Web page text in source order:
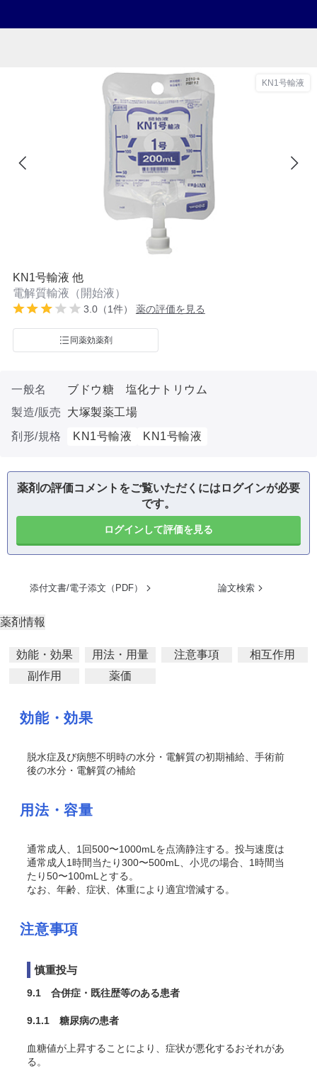
KN1号輸液
KN1号輸液 他
電解質輸液（開始液）
3.0（1件） 薬の評価を見る
同薬効薬剤
一般名
ブドウ糖 塩化ナトリウム
製造/販売
大塚製薬工場
剤形/規格
KN1号輸液 KN1号輸液
薬剤の評価コメントをご覧いただくにはログインが必要
です。
ログインして評価を見る
添付文書/電子添文（PDF） 論文検索
薬剤情報
効能・効果 用法・用量 注意事項
相互作用
副作用
薬価
効能・効果
脱水症及び病態不明時の水分・電解質の初期補給、手術前
後の水分・電解質の補給
用法・容量
通常成人、1回500〜1000mLを点滴静注する。投与速度は
通常成人1時間当たり300〜500mL、小児の場合、1時間当
たり50〜100mLとする。
なお、年齢、症状、体重により適宜増減する。
注意事項
慎重投与
9.1 合併症・既往歴等のある患者
9.1.1 糖尿病の患者
血糖値が上昇することにより、症状が悪化するおそれがあ
る。